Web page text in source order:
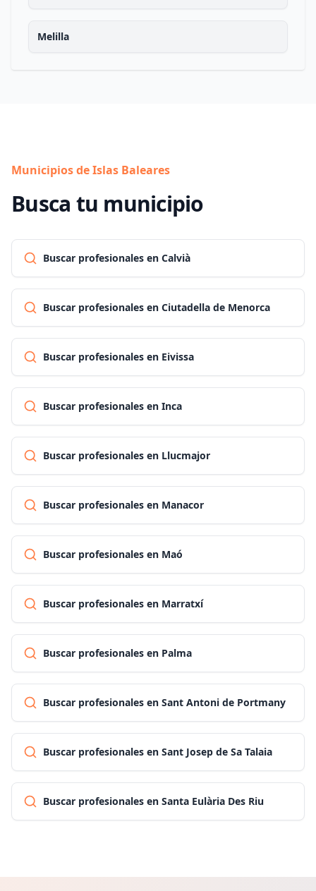
Melilla
Municipios de Islas Baleares
Busca tu municipio
Buscar profesionales en Calvià
Buscar profesionales en Ciutadella de Menorca
Buscar profesionales en Eivissa
Buscar profesionales en Inca
Buscar profesionales en Llucmajor
Buscar profesionales en Manacor
Buscar profesionales en Maó
Buscar profesionales en Marratxí
Buscar profesionales en Palma
Buscar profesionales en Sant Antoni de Portmany
Buscar profesionales en Sant Josep de Sa Talaia
Buscar profesionales en Santa Eulària Des Riu